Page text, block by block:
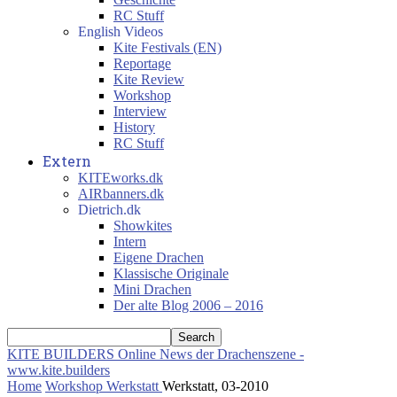
RC Stuff
English Videos
Kite Festivals (EN)
Reportage
Kite Review
Workshop
Interview
History
RC Stuff
Extern
KITEworks.dk
AIRbanners.dk
Dietrich.dk
Showkites
Intern
Eigene Drachen
Klassische Originale
Mini Drachen
Der alte Blog 2006 – 2016
KITE BUILDERS Online News der Drachenszene -
www.kite.builders
Home Workshop Werkstatt Werkstatt, 03-2010